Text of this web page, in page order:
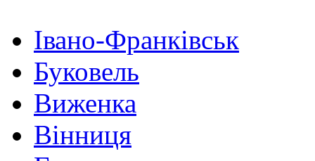
Івано-Франківськ
Буковель
Виженка
Вінниця